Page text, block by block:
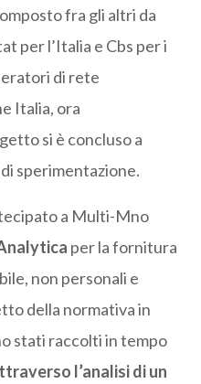
fra gli altri da
per l’Italia e Cbs per i
di rete
Italia, ora
si è concluso a
sperimentazione.
a Multi-Mno
per la fornitura
non personali e
della normativa in
stati raccolti in tempo
l’analisi di un